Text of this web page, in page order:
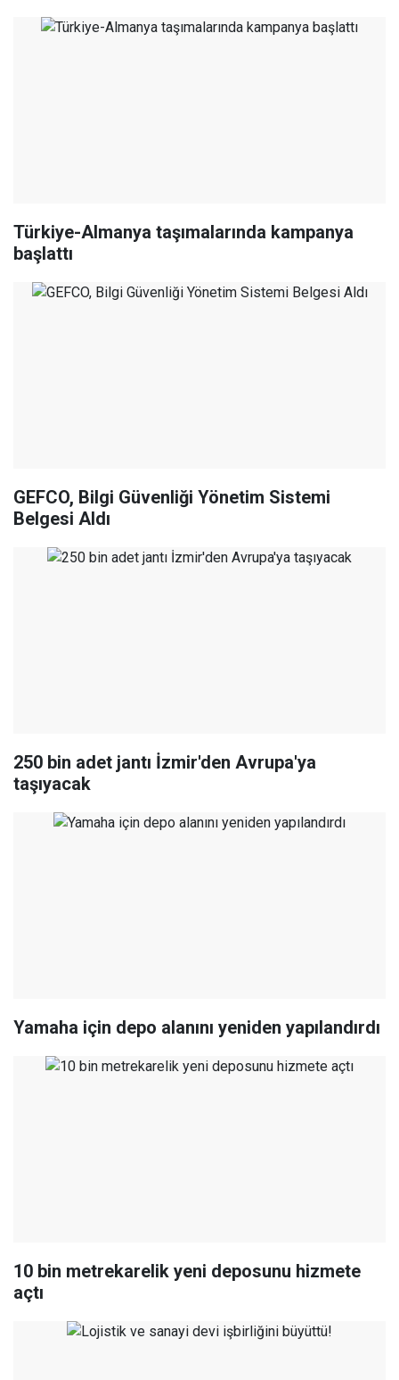
Türkiye-Almanya taşımalarında kampanya
başlattı
GEFCO, Bilgi Güvenliği Yönetim Sistemi
Belgesi Aldı
250 bin adet jantı İzmir'den Avrupa'ya
taşıyacak
Yamaha için depo alanını yeniden yapılandırdı
10 bin metrekarelik yeni deposunu hizmete
açtı